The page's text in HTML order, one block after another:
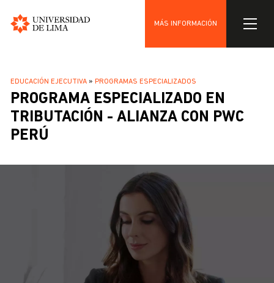
contenido
principal
MÁS INFORMACIÓN
SOBRESCRIBIR
ENLACES
DE
AYUDA
LA
EDUCACIÓN EJECUTIVA PROGRAMAS ESPECIALIZADOS
PROGRAMA ESPECIALIZADO EN
TRIBUTACIÓN - ALIANZA CON PWC
PERÚ